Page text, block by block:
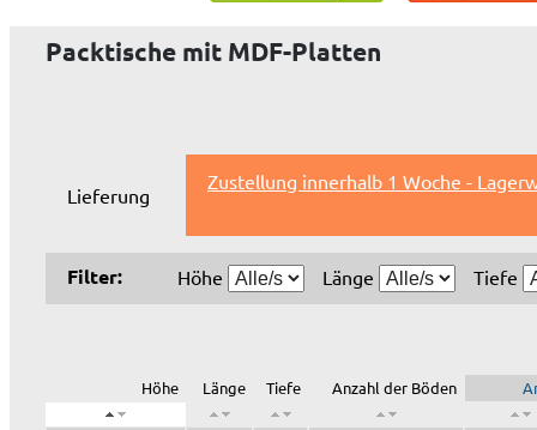
Packtische mit MDF-Platten
Lieferung
Zustellung innerhalb 1 Woche -
Filter: Höhe Länge Tiefe
Höhe Länge Tiefe Anzahl der Böden